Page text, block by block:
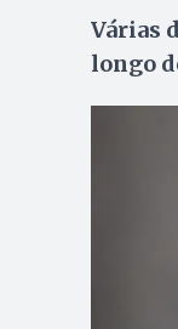
Várias
longo